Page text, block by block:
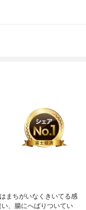
がいなくきいてる感
、腸にへばりついてい